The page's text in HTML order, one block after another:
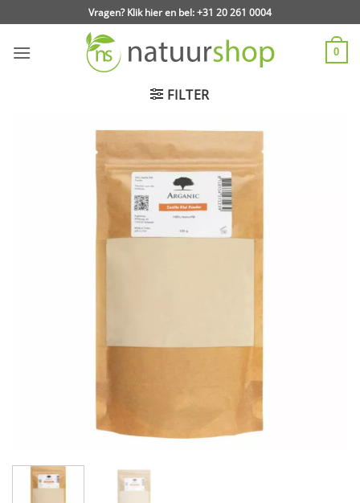
naar
inhoud
Vragen? Klik hier en bel: +31 20 261 0004
0
FILTER